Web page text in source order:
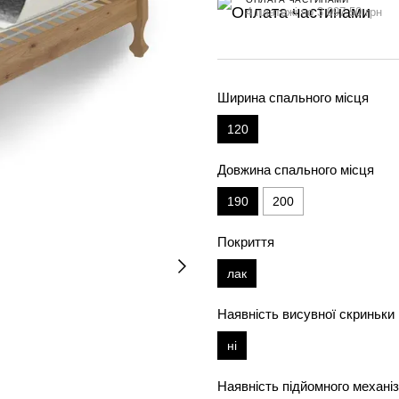
4 платежі по 3 097.50 грн
Ширина спального місця
120
Довжина спального місця
190 200
Покриття
лак
Наявність висувної скриньки
ні
Наявність підйомного